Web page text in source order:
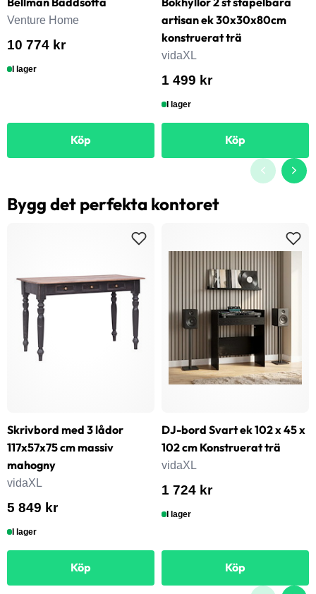
Venture Home
10 774 kr
I lager
Köp
artisan ek 30x30x80cm
konstruerat trä
vidaXL
1 499 kr
I lager
Köp
Bygg det perfekta kontoret
Skrivbord med 3 lådor
117x57x75 cm massiv
mahogny
vidaXL
5 849 kr
I lager
Köp
DJ-bord Svart ek 102 x 45 x
102 cm Konstruerat trä
vidaXL
1 724 kr
I lager
Köp